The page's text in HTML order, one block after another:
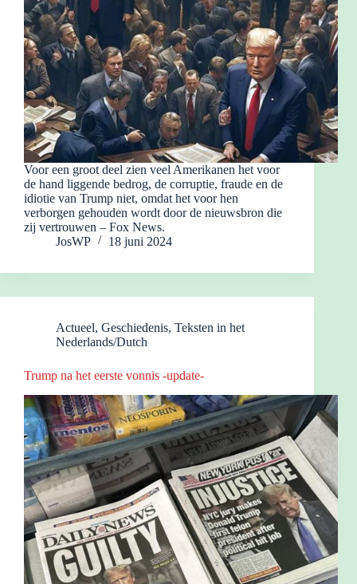
Voor een groot deel zien veel Amerikanen het voor
de hand liggende bedrog, de corruptie, fraude en de
idiotie van Trump niet, omdat het voor hen
verborgen gehouden wordt door de nieuwsbron die
zij vertrouwen – Fox News.
JosWP
18 juni 2024
Actueel, Geschiedenis, Teksten in het
Nederlands/Dutch
Trump na het eerste vonnis -update-